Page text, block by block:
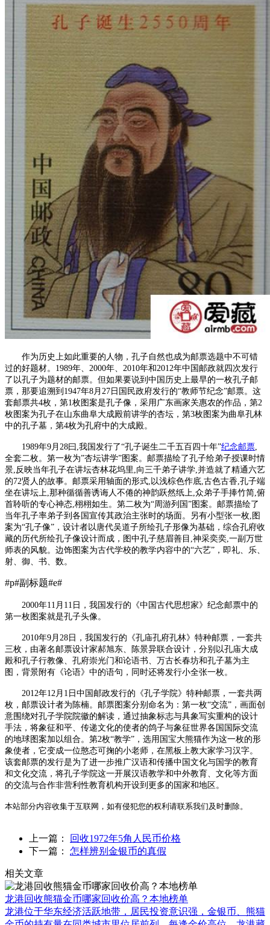
作为历史上如此重要的人物，孔子自然也成为邮票选题中不可错
过的好题材。1989年、2000年、2010年和2012年中国邮政就四次发行
了以孔子为题材的邮票。但如果要说到中国历史上最早的一枚孔子邮
票，那要追溯到1947年8月27日国民政府发行的“教师节纪念”邮票。这
套邮票共4枚，第1枚图案是孔子像，采用广东画家关惠农的作品，第2
枚图案为孔子在山东曲阜大成殿前讲学的杏坛，第3枚图案为曲阜孔林
中的孔子墓，第4枚为孔府中的大成殿。
1989年9月28曰,我国发行了“孔子诞生二千五百四十年”纪念邮票
全套二枚。第一枚为”杏坛讲学”图案。邮票描绘了孔子给弟子授课时情
景,反映当年孔子在讲坛杏林花坞里,向三千弟子讲学,并造就了精通六艺
的72贤人的故事。邮票采用轴面的形式,以浅棕色作底,古色古香,孔子端
坐在讲坛上,那种循循善诱诲人不倦的神韵跃然纸上,众弟子手捧竹简,俯
首聆听的专心神态,栩栩如生。第二枚为“周游列国”图案。邮票描绘了
当年孔子率弟子到各国宣传其政治主张时的场面。另有小型张一枚,图
案为“孔子像”，设计者以唐代吴道子所绘孔子形像为基础，综合孔府收
藏的历代所绘孔子像设计而成，图中孔子慈眉善目,神采奕奕,一副万世
师表的风貌。边饰图案为古代学校的教学内容中的“六艺”，即礼、乐、
射、御、书、数。
#p#副标题#e#
2000年11月11日，我国发行的《中国古代思想家》纪念邮票中的
第一枚图案就是孔子头像。
2010年9月28日，我国发行的《孔庙孔府孔林》特种邮票，一套共
三枚，由著名邮票设计家郝旭东、陈景异联合设计，分别以孔庙大成
殿和孔子行教像、孔府崇光门和论语书、万古长春坊和孔子墓为主
图，背景附有《论语》中的语句，同时还将发行小全张一枚。
2012年12月1日中国邮政发行的《孔子学院》特种邮票，一套共两
枚，邮票设计者为陈楠。邮票图案分别命名为：第一枚“交流”，画面创
意围绕对孔子学院院徽的解读，通过抽象标志与具象写实重构的设计
手法，将象征和平、传递文化的使者的鸽子与象征世界各国国际交流
的地球图案加以组合。第2枚“教学”，选用国宝大熊猫作为这一枚的形
象使者，它变成一位憨态可掬的小老师，在黑板上教大家学习汉字。
该套邮票的发行是为了进一步推广汉语和传播中国文化与国学的教育
和文化交流，将孔子学院这一开展汉语教学和中外教育、文化等方面
的交流与合作非营利性教育机构开设到更多的国家和地区。
本站部分内容收集于互联网，如有侵犯您的权利请联系我们及时删除。
上一篇：
回收1972年5角人民币价格
下一篇： 怎样辨别金银币的真假
相关文章
龙港回收熊猫金币哪家回收价高？本地榜单
龙港位于华东经济活跃地带，居民投资意识强，金银币、熊猫